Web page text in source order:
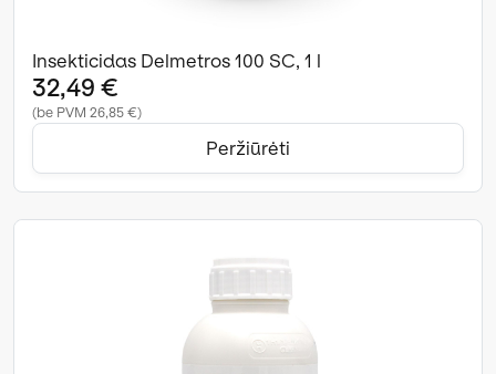
Insekticidas Delmetros 100 SC, 1 l
32,49 €
(be PVM 26,85 €)
Peržiūrėti